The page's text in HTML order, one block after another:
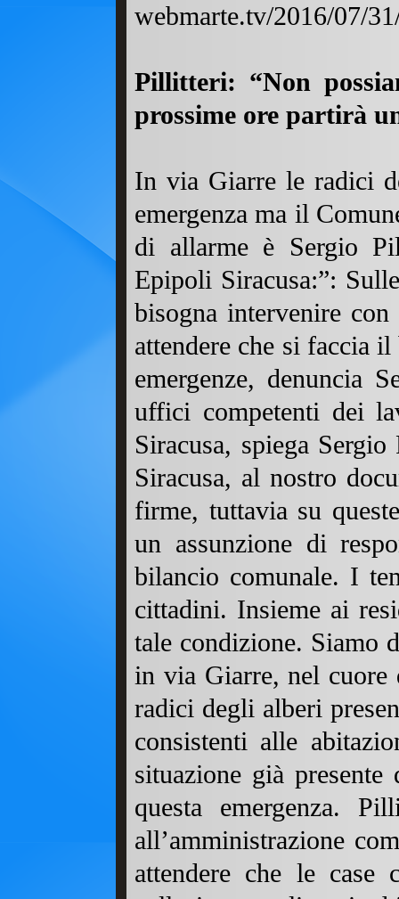
webmarte.tv/2016/07/
Pillitteri: “Non
prossime ore partirà
In via Giarre le radici
emergenza ma il
di allarme è Sergio
Epipoli Siracusa:”:
bisogna intervenire
attendere che si faccia
emergenze, denuncia
uffici competenti dei
Siracusa, spiega
Siracusa, al nostro
firme, tuttavia su
un assunzione di
bilancio comunale. I
cittadini. Insieme ai
tale condizione. Siamo
in via Giarre, nel cuore
radici degli alberi
consistenti alle
situazione già
questa emergenza.
all’amministrazione
attendere che le case